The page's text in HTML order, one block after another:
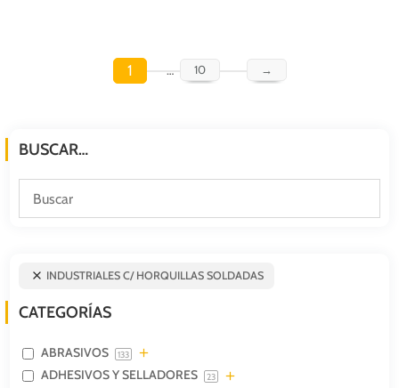
1 … 10 →
BUSCAR…
INDUSTRIALES C/ HORQUILLAS SOLDADAS
CATEGORÍAS
ABRASIVOS 133
ADHESIVOS Y SELLADORES 23